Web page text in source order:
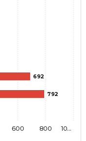
692
792
600 800 10…